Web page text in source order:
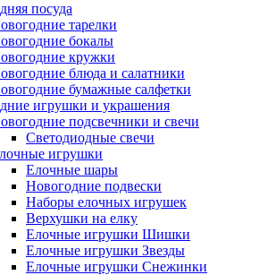
посуда
тарелки
бокалы
кружки
блюда и салатники
бумажные салфетки
игрушки и украшения
подсвечники и свечи
Светодиодные свечи
игрушки
Елочные шары
Новогодние подвески
Наборы елочных игрушек
Верхушки на елку
Елочные игрушки Шишки
Елочные игрушки Звезды
Елочные игрушки Снежинки